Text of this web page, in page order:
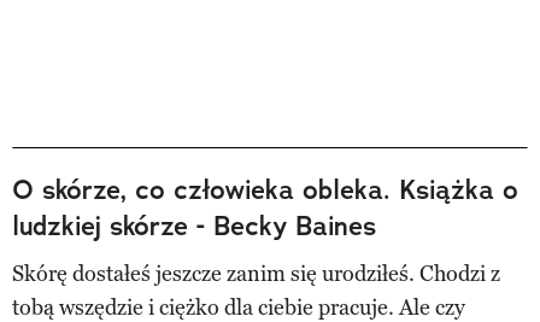
O skórze, co człowieka obleka. Książka o
ludzkiej skórze - Becky Baines
Skórę dostałeś jeszcze zanim się urodziłeś. Chodzi z
tobą wszędzie i ciężko dla ciebie pracuje. Ale czy